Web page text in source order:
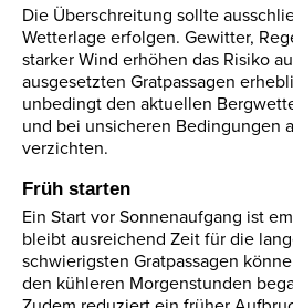
Die Überschreitung sollte
Wetterlage erfolgen. Gewitter,
starker Wind erhöhen das Risiko
ausgesetzten Gratpassagen
unbedingt den aktuellen
und bei unsicheren Bedingungen
verzichten.
Früh starten
Ein Start vor Sonnenaufgang ist
bleibt ausreichend Zeit für die
schwierigsten Gratpassagen
den kühleren Morgenstunden